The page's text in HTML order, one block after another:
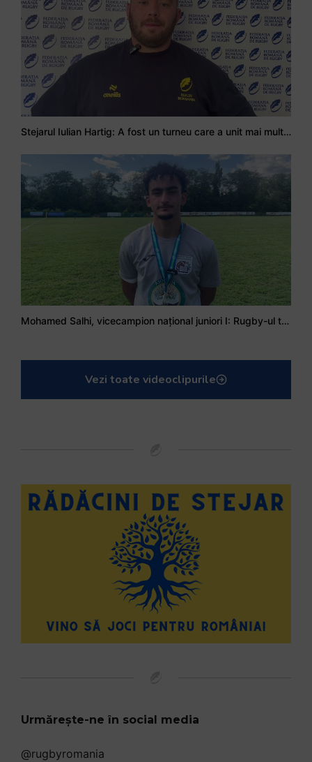
Stejarul Iulian Hartig: A fost un turneu care a unit mai mult echipa
Mohamed Salhi, vicecampion național juniori I: Rugby-ul te învață să accepți și înfrângerile
Vezi toate videoclipurile
Urmărește-ne în social media
@rugbyromania